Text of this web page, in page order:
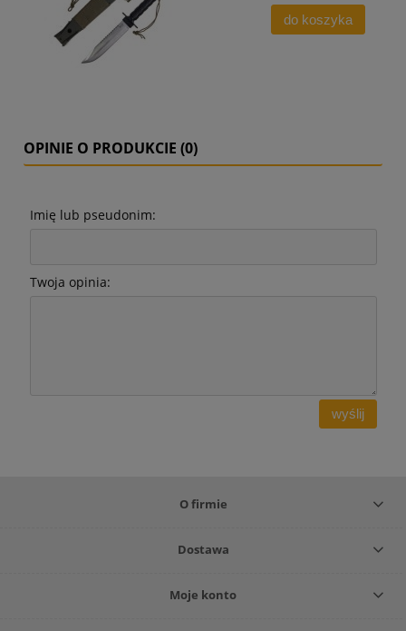
do koszyka
OPINIE O PRODUKCIE (0)
Imię lub pseudonim:
Twoja opinia:
wyślij
O firmie
Dostawa
Moje konto